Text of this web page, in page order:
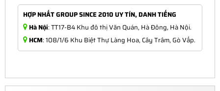
HỢP NHẤT GROUP SINCE 2010 UY TÍN, DANH TIẾNG
Hà Nội: TT17-B4 Khu đô thị Văn Quán, Hà Đông, Hà Nội.
HCM: 108/1/6 Khu Biệt Thự Làng Hoa, Cây Trâm, Gò Vấp.